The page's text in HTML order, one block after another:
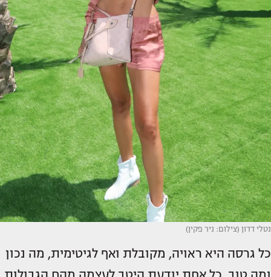
נטלי דדון (צילום: ניר פקין)
כל גרסה היא ראויה, מקובלת ואף לגיטימית, מה נכון